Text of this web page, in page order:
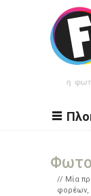
Παράκαμψη προς το
Μία
φορέων,